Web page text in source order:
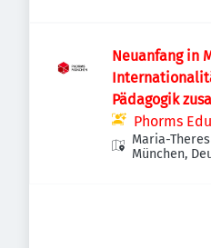
Neuanfang in
Pädagogik
Phorms
Maria-
München,